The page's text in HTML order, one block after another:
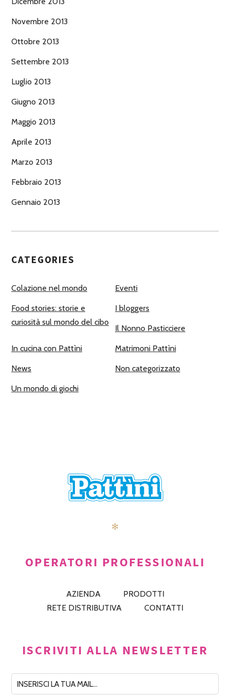
Novembre 2013
Ottobre 2013
Settembre 2013
Luglio 2013
Giugno 2013
Maggio 2013
Aprile 2013
Marzo 2013
Febbraio 2013
Gennaio 2013
CATEGORIES
Colazione nel mondo Eventi
Food stories: storie e
curiosità sul mondo del cibo
I bloggers
Il Nonno Pasticciere
In cucina con Pattìni Matrimoni Pattìni
News Non categorizzato
Un mondo di giochi
✻
OPERATORI PROFESSIONALI
AZIENDA
PRODOTTI
RETE DISTRIBUTIVA
CONTATTI
ISCRIVITI ALLA NEWSLETTER